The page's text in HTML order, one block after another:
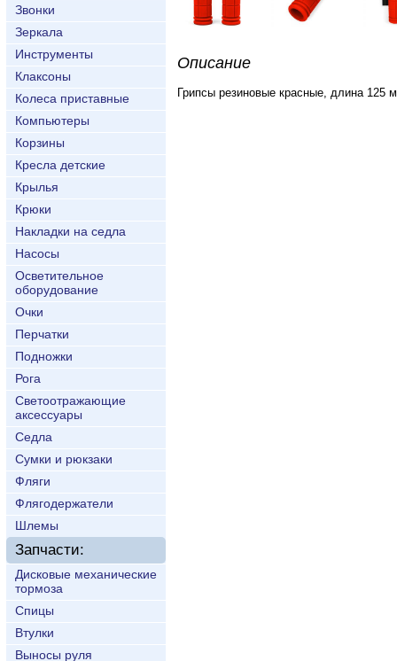
Звонки
Зеркала
Инструменты
Клаксоны
Колеса приставные
Компьютеры
Корзины
Кресла детские
Крылья
Крюки
Накладки на седла
Насосы
Осветительное
оборудование
Очки
Перчатки
Подножки
Рога
Светоотражающие
аксессуары
Седла
Сумки и рюкзаки
Фляги
Флягодержатели
Шлемы
Запчасти:
Дисковые механические
тормоза
Спицы
Втулки
Выносы руля
Описание
Грипсы резиновые красные, длина